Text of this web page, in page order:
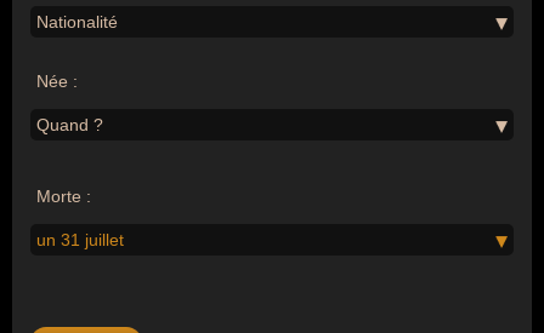
Nationalité
Née :
Quand ?
Morte :
un 31 juillet